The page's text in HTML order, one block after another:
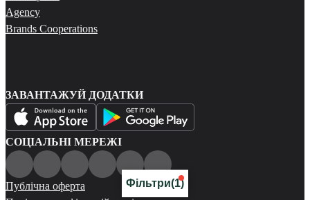
Фільтри(1)
Agency
Brands Cooperations
ЗАВАНТАЖУЙ ДОДАТКИ
СОЦІАЛЬНІ МЕРЕЖІ
Публічна оферта